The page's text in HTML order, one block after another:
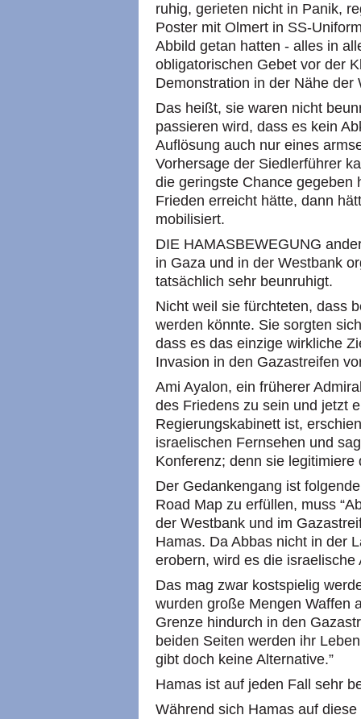
ruhig, gerieten nicht in Panik,
Poster mit Olmert in SS-
Abbild getan hatten - alles in
obligatorischen Gebet vor der
Demonstration in der Nähe
Das heißt, sie waren nicht
passieren wird, dass es kein
Auflösung auch nur eines
Vorhersage der Siedlerführer
die geringste Chance gegeben
Frieden erreicht hätte, dann
mobilisiert.
DIE HAMASBEWEGUNG
in Gaza und in der Westbank
tatsächlich sehr beunruhigt.
Nicht weil sie fürchteten, dass
werden könnte. Sie sorgten
dass es das einzige wirkliche
Invasion in den Gazastreifen
Ami Ayalon, ein früherer
des Friedens zu sein und jetzt
Regierungskabinett ist,
israelischen Fernsehen und
Konferenz; denn sie legitimiere
Der Gedankengang ist
Road Map zu erfüllen, muss
der Westbank und im
Hamas. Da Abbas nicht in der
erobern, wird es die israelische
Das mag zwar kostspielig
wurden große Mengen Waffen
Grenze hindurch in den
beiden Seiten werden ihr
gibt doch keine Alternative.”
Hamas ist auf jeden Fall sehr
Während sich Hamas auf